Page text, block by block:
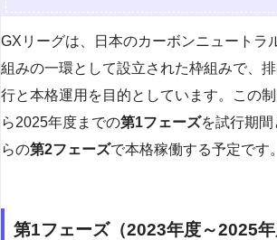
GXリーグは、日本のカーボンニュートラ
組みの一環として設立された枠組みで、
行と本格運用を目的としています。この
ら2025年度までの第1フェーズを試行期
らの第2フェーズで本格稼働する予定です。
第1フェーズ（2023年度～2025年